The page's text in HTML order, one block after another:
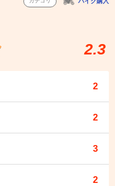
2.3
2
2
3
2